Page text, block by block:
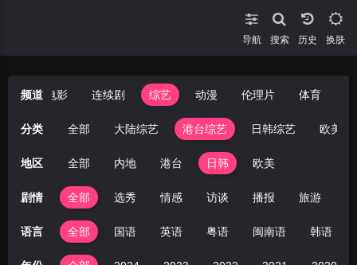
导航 搜索 换肤
频道
剧 电影 连续剧 综艺 动漫 伦理片 体育
分类 全部 大陆综艺 港台综艺 日韩综艺 欧美综
地区 全部 内地 港台 日韩 欧美
剧情 全部 选秀 情感 访谈 播报 旅游
语言 全部 国语 英语 粤语 闽南语 韩语